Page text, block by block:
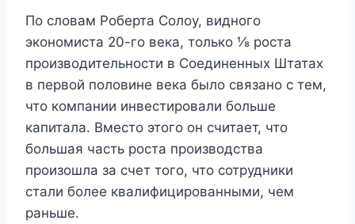
По словам Роберта Солоу, видного
экономиста 20-го века, только ⅛ роста
производительности в Соединенных Штатах
в первой половине века было связано с тем,
что компании инвестировали больше
капитала. Вместо этого он считает, что
большая часть роста производства
произошла за счет того, что сотрудники
стали более квалифицированными, чем
раньше.